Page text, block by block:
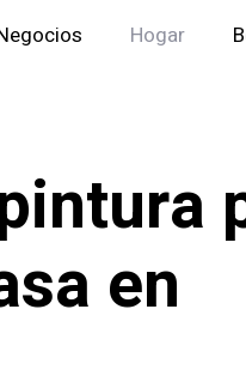
Hogar
en